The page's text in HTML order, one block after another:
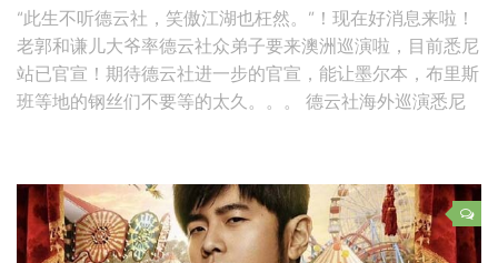
“此生不听德云社，笑傲江湖也枉然。”！现在好消息来啦！
老郭和谦儿大爷率德云社众弟子要来澳洲巡演啦，目前悉尼
站已官宣！期待德云社进一步的官宣，能让墨尔本，布里斯
班等地的钢丝们不要等的太久。。。 德云社海外巡演悉尼